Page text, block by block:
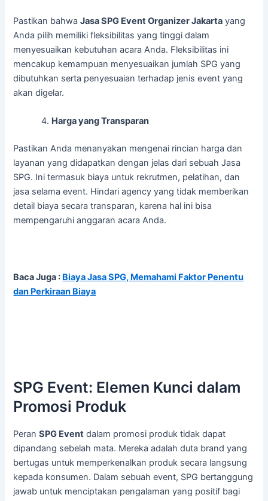
Pastikan bahwaJasa SPG Event Organizer Jakarta yang
Anda pilih memiliki fleksibilitas yang tinggi dalam
menyesuaikan kebutuhan acara Anda. Fleksibilitas ini
mencakup kemampuan menyesuaikan jumlah SPG yang
dibutuhkan serta penyesuaian terhadap jenis event yang
akan digelar.
Harga yang Transparan
Pastikan Anda menanyakan mengenai rincian harga dan
layanan yang didapatkan dengan jelas dari sebuah Jasa
SPG. Ini termasuk biaya untuk rekrutmen, pelatihan, dan
jasa selama event. Hindari agency yang tidak memberikan
detail biaya secara transparan, karena hal ini bisa
mempengaruhi anggaran acara Anda.
Baca Juga : Biaya Jasa SPG, Memahami Faktor Penentu
dan Perkiraan Biaya
SPG Event: Elemen Kunci dalam
Promosi Produk
PeranSPG Event dalam promosi produk tidak dapat
dipandang sebelah mata. Mereka adalah duta brand yang
bertugas untuk memperkenalkan produk secara langsung
kepada konsumen. Dalam sebuah event, SPG bertanggung
jawab untuk menciptakan pengalaman yang positif bagi